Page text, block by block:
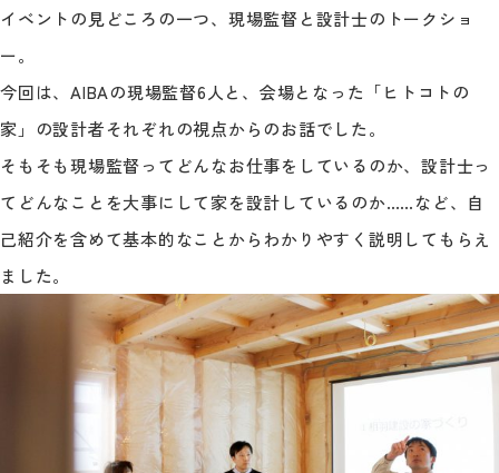
イベントの見どころの一つ、現場監督と設計士のトークショ
ー。
今回は、AIBAの現場監督6人と、会場となった「ヒトコトの
家」の設計者それぞれの視点からのお話でした。
そもそも現場監督ってどんなお仕事をしているのか、設計士っ
てどんなことを大事にして家を設計しているのか……など、自
己紹介を含めて基本的なことからわかりやすく説明してもらえ
ました。